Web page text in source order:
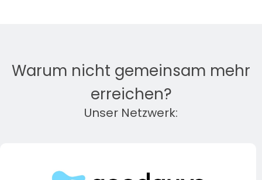
Warum nicht gemeinsam mehr
erreichen?
Unser Netzwerk: